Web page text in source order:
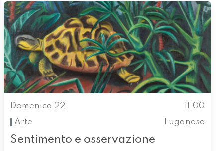
Domenica 22
11.00
Arte
Luganese
Sentimento e osservazione